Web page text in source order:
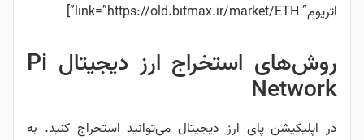
اتریوم” link=”https://old.bitmax.ir/market/ETH”]
روش‌های استخراج ارز دیجیتال Pi
Network
در اپلیکیشن پای ارز دیجیتال می‌توانید استخراج کنید. به